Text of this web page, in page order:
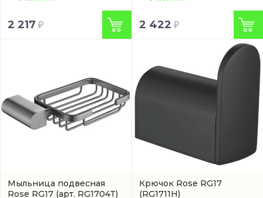
2 217 2 422
Мыльница подвесная
Rose RG17 (арт. RG1704T)
Крючок Rose RG17
(RG1711H)